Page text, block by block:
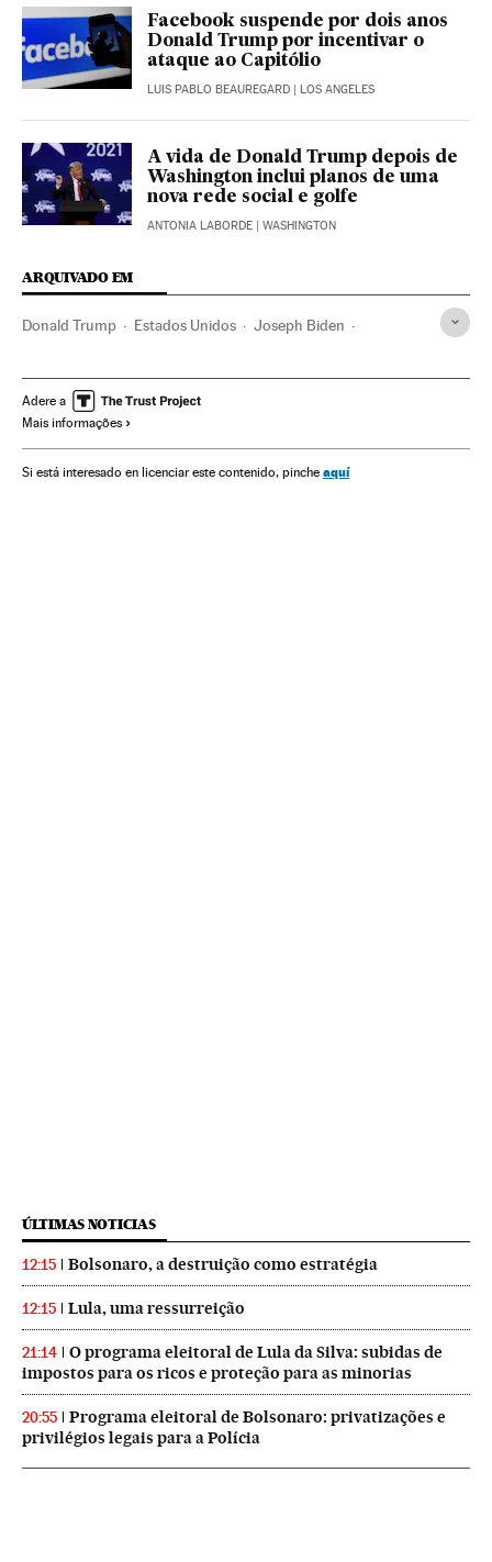
Facebook suspende por dois anos
Donald Trump por incentivar o
ataque ao Capitólio
LUIS PABLO BEAUREGARD | LOS ANGELES
A vida de Donald Trump depois de
Washington inclui planos de uma
nova rede social e golfe
ANTONIA LABORDE | WASHINGTON
ARQUIVADO EM
Donald Trump Estados Unidos Joseph Biden
América Eleições EUA 2020
Adere a
Mais informações
Si está interesado en licenciar este contenido, pinche aquí
ÚLTIMAS NOTICIAS
12:15 Bolsonaro, a destruição como estratégia
12:15 Lula, uma ressurreição
21:14
O programa eleitoral de Lula da Silva: subidas de
impostos para os ricos e proteção para as minorias
20:55
Programa eleitoral de Bolsonaro: privatizações e
privilégios legais para a Polícia